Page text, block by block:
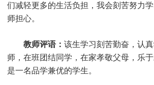
们减轻更多的生活负担，我会刻苦努力
师担心。
教师评语： 该生学习刻苦勤奋，认
师，在班团结同学，在家孝敬父母，乐于
是一名品学兼优的学生。